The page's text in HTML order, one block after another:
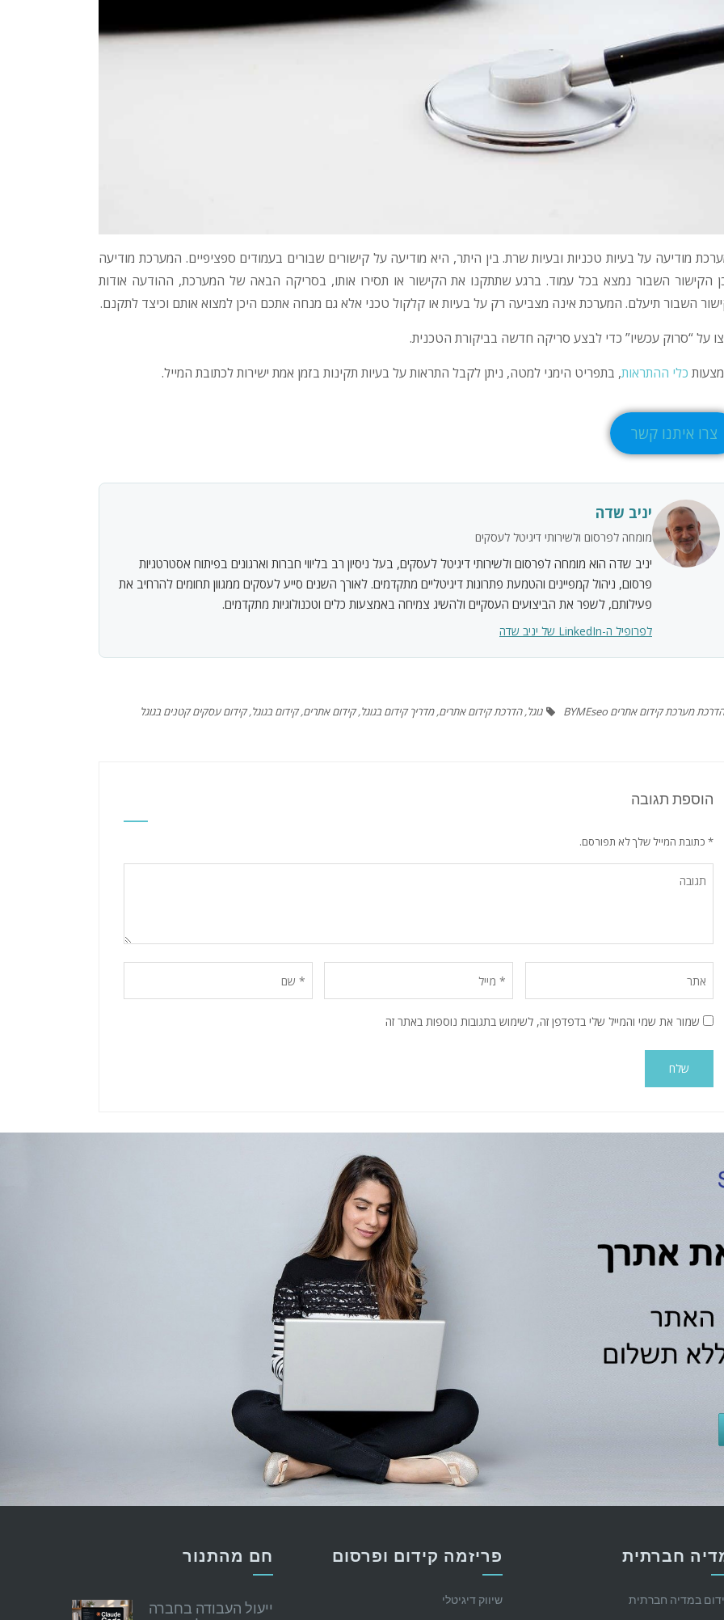
מודיעה על בעיות טכניות ובעיות שרת. בין היתר, היא מודיעה על קישורים שבורים בעמודים ספציפיים. המערכת מודיעה
הקישור השבור נמצא בכל עמוד. ברגע שתתקנו את הקישור או תסירו אותו, בסריקה הבאה של המערכת, ההודעה אודות
השבור תיעלם. המערכת אינה מצביעה רק על בעיות או קלקול טכני אלא גם מנחה אתכם היכן למצוא אותם וכיצד לתקנם.
על “סרוק עכשיו” כדי לבצע סריקה חדשה בביקורת הטכנית.
כלי ההתראות, בתפריט הימני למטה, ניתן לקבל התראות על בעיות תקינות בזמן אמת ישירות לכתובת המייל.
צרו איתנו קשר
יניב שדה
מומחה לפרסום ולשירותי דיגיטל לעסקים
יניב שדה הוא מומחה לפרסום ולשירותי דיגיטל לעסקים, בעל ניסיון רב בליווי חברות וארגונים בפיתוח אסטרטגיות
פרסום, ניהול קמפיינים והטמעת פתרונות דיגיטליים מתקדמים. לאורך השנים סייע לעסקים ממגוון תחומים להרחיב את
פעילותם, לשפר את הביצועים העסקיים ולהשיג צמיחה באמצעות כלים וטכנולוגיות מתקדמים.
לפרופיל ה-LinkedIn של יניב שדה
הדרכת מערכת קידום אתרים BYMEseo גוגל,הדרכת קידום אתרים,מדריך קידום בגוגל,קידום אתרים,קידום בגוגל,קידום עסקים קטנים בגוגל
הוספת תגובה
* כתובת המייל שלך לא תפורסם.
שמור את שמי והמייל שלי בדפדפן זה, לשימוש בתגובות נוספות באתר זה
חברתית
במדיה חברתית
פריזמה קידום ופרסום
שיווק דיגיטלי
חם מהתנור
ייעול העבודה בחברה